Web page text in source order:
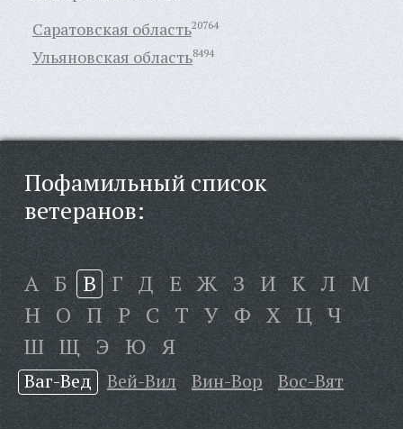
Саратовская область20764
Ульяновская область8494
Пофамильный список
ветеранов:
А Б В Г Д Е Ж З И К Л М
Н О П Р С Т У Ф Х Ц Ч
Ш Щ Э Ю Я
Ваг-Вед Вей-Вил Вин-Вор Вос-Вят